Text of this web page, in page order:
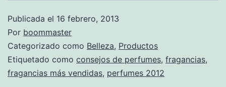
Publicada el 16 febrero, 2013
Por boommaster
Categorizado como Belleza, Productos
Etiquetado como consejos de perfumes, fragancias,
fragancias más vendidas, perfumes 2012